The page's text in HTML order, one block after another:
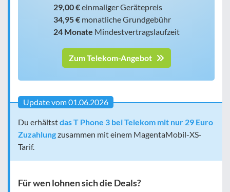
29,00 €einmaliger Gerätepreis
34,95 € monatliche Grundgebühr
24 Monate Mindestvertragslaufzeit
Zum Telekom-Angebot
Update vom 01.06.2026
Du erhältstdas T Phone 3 bei Telekom mit nur 29 Euro
Zuzahlungzusammen mit einem MagentaMobil-XS-
Tarif.
Für wen lohnen sich die Deals?